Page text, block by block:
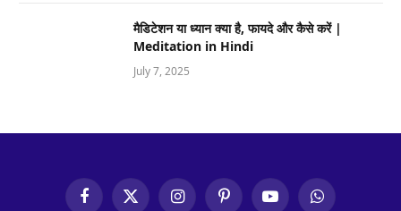
मैडिटेशन या ध्यान क्या है, फायदे और कैसे करें |
Meditation in Hindi
July 7, 2025
FacebookX InstagramPinterestYouTubeWhatsApp